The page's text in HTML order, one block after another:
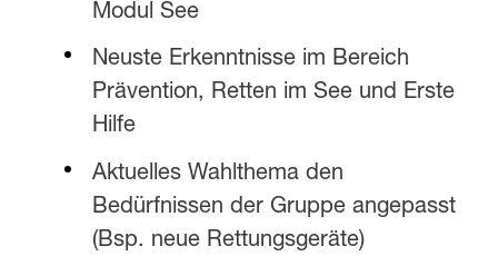
Modul See
Neuste Erkenntnisse im Bereich
Prävention, Retten im See und Erste
Hilfe
Aktuelles Wahlthema den
Bedürfnissen der Gruppe angepasst
(Bsp. neue Rettungsgeräte)